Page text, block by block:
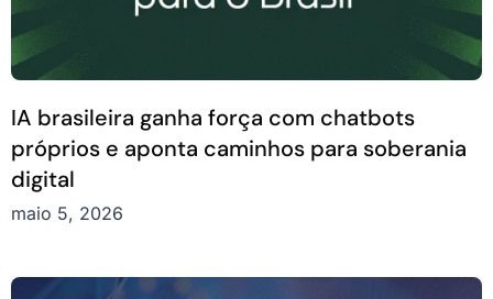
IA brasileira ganha força com chatbots
próprios e aponta caminhos para soberania
digital
maio 5, 2026